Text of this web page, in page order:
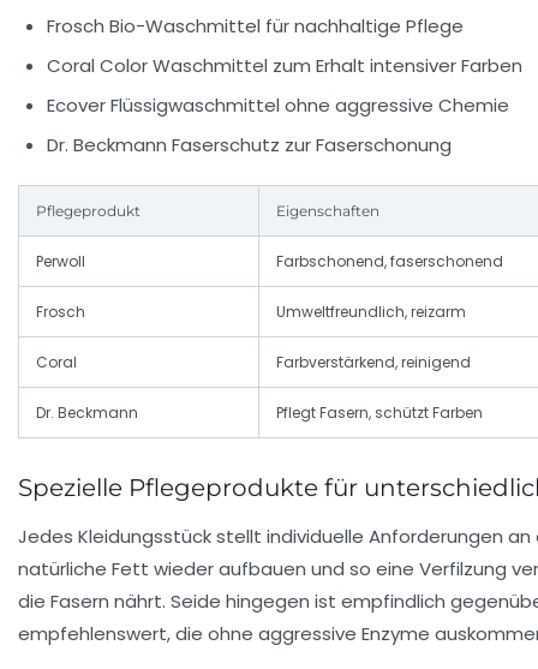
Frosch Bio-Waschmittel für nachhaltige Pflege
Coral Color Waschmittel zum Erhalt intensiver Farben
Ecover Flüssigwaschmittel ohne aggressive Chemie
Dr. Beckmann Faserschutz zur Faserschonung
Pflegeprodukt Eigenschaften
Perwoll Farbschonend, faserschonend
Frosch Umweltfreundlich, reizarm
Coral Farbverstärkend, reinigend
Dr. Beckmann Pflegt Fasern, schützt Farben
Spezielle Pflegeprodukte für
Jedes Kleidungsstück stellt individuelle Anforderungen
natürliche Fett wieder aufbauen und so eine Verfilzung
die Fasern nährt. Seide hingegen ist empfindlich
empfehlenswert, die ohne aggressive Enzyme